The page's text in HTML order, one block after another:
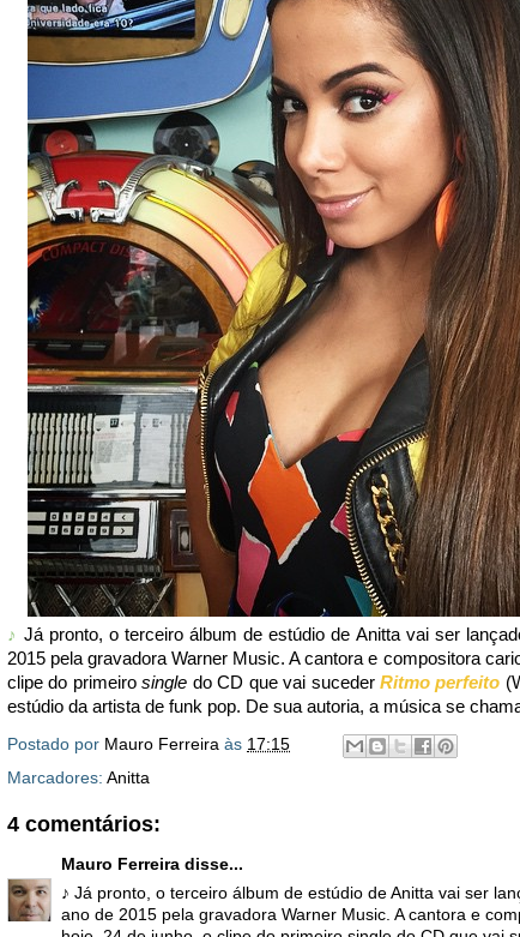
♪ Já pronto, o terceiro álbum de estúdio de Anitta vai ser
2015 pela gravadora Warner Music. A cantora e compositora
clipe do primeirosingle do CD que vai suceder Ritmo perfeito
estúdio da artista de funk pop. De sua autoria, a música se
Postado por Mauro Ferreira às 17:15
Marcadores: Anitta
4 comentários:
Mauro Ferreira disse...
♪ Já pronto, o terceiro álbum de estúdio de Anitta vai ser
ano de 2015 pela gravadora Warner Music. A cantora e